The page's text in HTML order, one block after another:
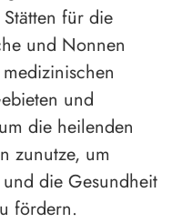
für die
und Nonnen
und
die heilenden
zunutze, um
die Gesundheit
fördern.